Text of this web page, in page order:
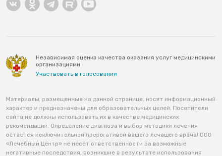
Материалы, размещенные на данной странице, носят информационный
характер и предназначены для образовательных целей. Посетители
сайта не должны использовать их в качестве медицинских
рекомендаций. Определение диагноза и выбор методики лечения
остается исключительной прерогативой вашего лечащего врача! ООО
«Лечебный Центр» не несёт ответственности за возможные
негативные последствия, возникшие в результате использования
Независимая оценка качества оказания услуг медицинскими
организациями
Участвовать в голосовании